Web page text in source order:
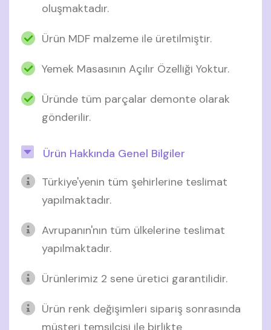
oluşmaktadır.
Ürün MDF malzeme ile üretilmiştir.
Yemek Masasının Açılır Özelliği Yoktur.
Üründe tüm parçalar demonte olarak
gönderilir.
Ürün Hakkında Genel Bilgiler
Türkiye'yenin tüm şehirlerine teslimat
yapılmaktadır.
Avrupanın'nın tüm ülkelerine teslimat
yapılmaktadır.
Ürünlerimiz 2 sene üretici garantilidir.
Ürün renk değişimleri sipariş sonrasında
müşteri temsilcisi ile birlikte